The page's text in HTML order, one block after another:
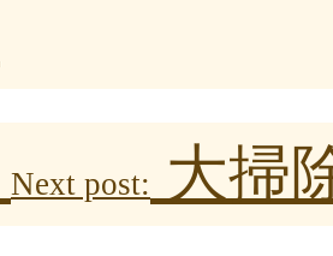
Next post: 大掃